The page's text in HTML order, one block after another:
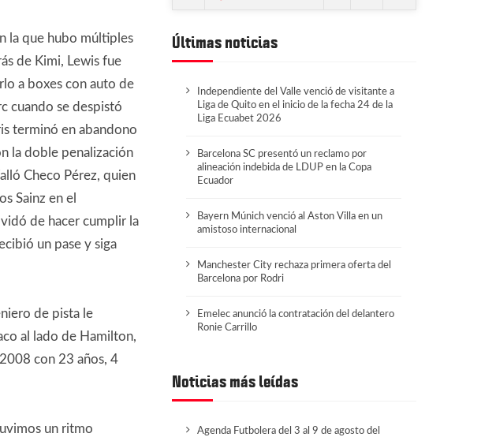
la que hubo múltiples
de Kimi, Lewis fue
a boxes con auto de
cuando se despistó
terminó en abandono
la doble penalización
Checo Pérez, quien
Sainz en el
de hacer cumplir la
un pase y siga
de pista le
al lado de Hamilton,
con 23 años, 4
un ritmo
Últimas noticias
Independiente del Valle venció de visitante a
Liga de Quito en el inicio de la fecha 24 de la
Liga Ecuabet 2026
Barcelona SC presentó un reclamo por
alineación indebida de LDUP en la Copa
Ecuador
Bayern Múnich venció al Aston Villa en un
amistoso internacional
Manchester City rechaza primera oferta del
Barcelona por Rodri
Emelec anunció la contratación del delantero
Ronie Carrillo
Noticias más leídas
Agenda Futbolera del 3 al 9 de agosto del